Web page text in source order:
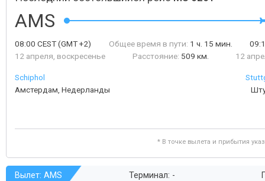
AMS
08:00 CEST(GMT +2)
12 апреля, воскресенье
Общее время в пути: 1 ч. 15 мин.
Расстояние: 509 км.
12
Schiphol
Амстердам, Недерланды
* В точке вылета и прибытия
Вылет: AMS Терминал: -